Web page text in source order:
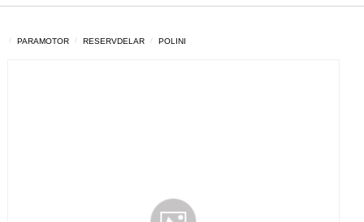
PARAMOTOR RESERVDELAR POLINI